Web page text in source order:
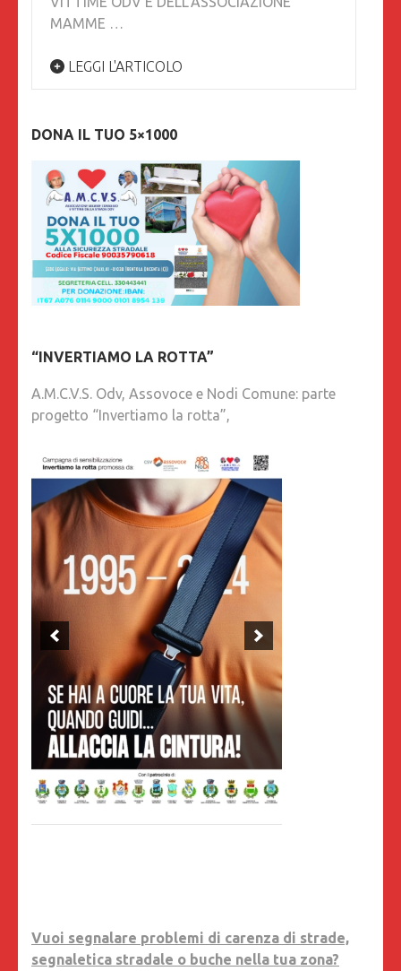
MAMME …
LEGGI L'ARTICOLO
DONA IL TUO 5×1000
“INVERTIAMO LA ROTTA”
A.M.C.V.S. Odv, Assovoce e Nodi Comune: parte
progetto “Invertiamo la rotta”,
Vuoi segnalare problemi di carenza di strade,
segnaletica stradale o buche nella tua zona?